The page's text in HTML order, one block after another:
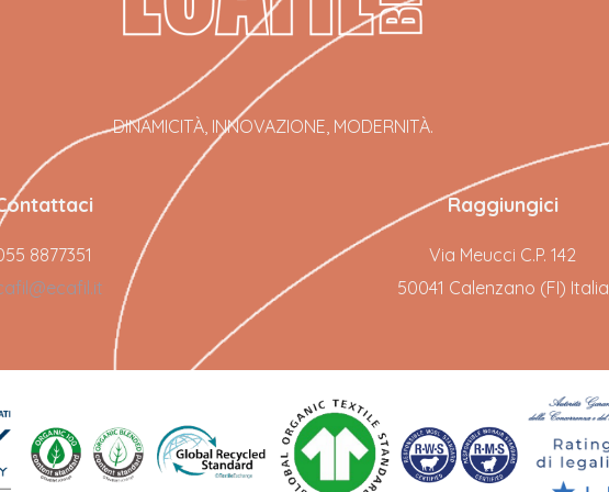
DINAMICITÀ, INNOVAZIONE, MODERNITÀ.
8877351
Raggiungici
Via Meucci C.P. 142
50041 Calenzano (FI) Italia